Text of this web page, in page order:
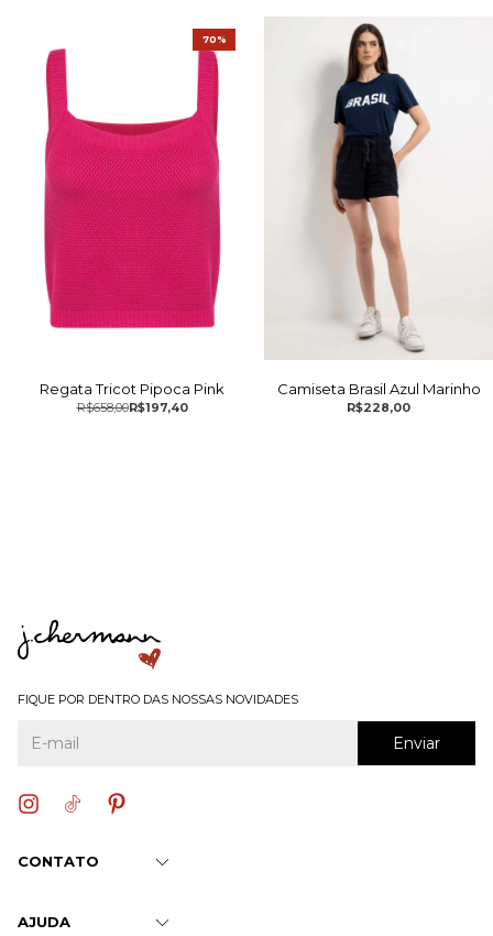
Regata Tricot Pipoca Pink
R$197,40
R$658,00
70%
Camiseta Brasil Azul Marinho
R$228,00
FIQUE POR DENTRO DAS NOSSAS NOVIDADES
CONTATO
AJUDA